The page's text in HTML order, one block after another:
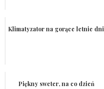
Klimatyzator na gorące letnie dni
Piękny sweter, na co dzień